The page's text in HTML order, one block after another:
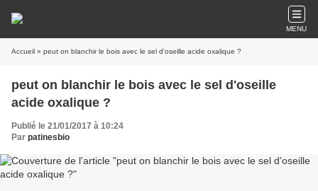
MENU
Accueil » peut on blanchir le bois avec le sel d'oseille acide oxalique ?
peut on blanchir le bois avec le sel d'oseille
acide oxalique ?
Publié le 21/01/2017 à 10:24
Par patinesbio